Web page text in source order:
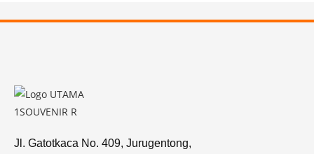
Jl. Gatotkaca No. 409, Jurugentong,